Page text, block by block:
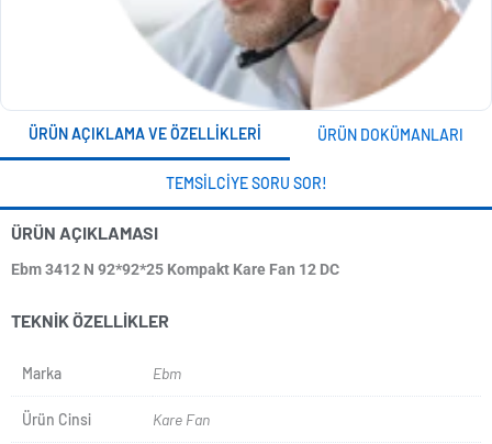
ÜRÜN AÇIKLAMA VE ÖZELLIKLERI ÜRÜN DOKÜMANLARI
TEMSILCIYE SORU SOR!
ÜRÜN AÇIKLAMASI
Ebm 3412 N 92*92*25 Kompakt Kare Fan 12 DC
TEKNIK ÖZELLIKLER
Marka Ebm
Ürün Cinsi Kare Fan